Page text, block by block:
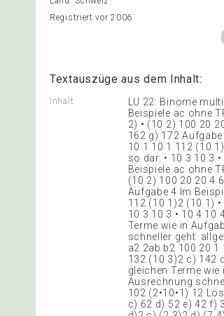
Registriert vor 2006
Textauszüge aus dem Inhalt:
Inhalt
LU 22: Binome
Beispiele ac ohne
2) • (10 2) 100 20
162 g) 172
10 1 10 1 112 (10
so dar. • 10 3 10 3
Beispiele ac ohne
(10 2) 100 20 20 4
Aufgabe 4 Im
112 (10 1)2 (10 1)
10 3 10 3 • 10 4 10
Terme wie in
schneller geht:
a2 2ab b2 100 20
132 (10 3)2 c) 142
gleichen Terme
Ausrechnung
102 (2•10•1) 12
c) 62 d) 52 e) 42 f)